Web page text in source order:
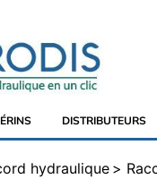
DISTRIBUTEURS
hydraulique